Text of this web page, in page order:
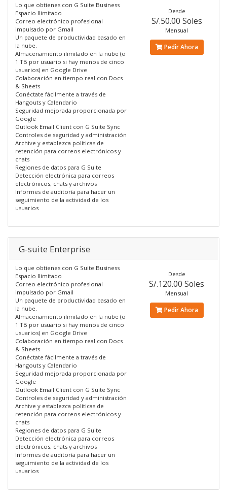
Lo que obtienes con G Suite Business
Espacio Ilimitado
Correo electrónico profesional
impulsado por Gmail
Un paquete de productividad basado en
la nube.
Almacenamiento ilimitado en la nube (o
1 TB por usuario si hay menos de cinco
usuarios) en Google Drive
Colaboración en tiempo real con Docs
& Sheets
Conéctate fácilmente a través de
Hangouts y Calendario
Seguridad mejorada proporcionada por
Google
Outlook Email Client con G Suite Sync
Controles de seguridad y administración
Archive y establezca políticas de
retención para correos electrónicos y
chats
Regiones de datos para G Suite
Detección electrónica para correos
electrónicos, chats y archivos
Informes de auditoría para hacer un
seguimiento de la actividad de los
usuarios
Desde
S/.50.00 Soles
Mensual
Pedir Ahora
G-suite Enterprise
Lo que obtienes con G Suite Business
Espacio Ilimitado
Correo electrónico profesional
impulsado por Gmail
Un paquete de productividad basado en
la nube.
Almacenamiento ilimitado en la nube (o
1 TB por usuario si hay menos de cinco
usuarios) en Google Drive
Colaboración en tiempo real con Docs
& Sheets
Conéctate fácilmente a través de
Hangouts y Calendario
Seguridad mejorada proporcionada por
Google
Outlook Email Client con G Suite Sync
Controles de seguridad y administración
Archive y establezca políticas de
retención para correos electrónicos y
chats
Regiones de datos para G Suite
Detección electrónica para correos
electrónicos, chats y archivos
Informes de auditoría para hacer un
seguimiento de la actividad de los
usuarios
Desde
S/.120.00 Soles
Mensual
Pedir Ahora